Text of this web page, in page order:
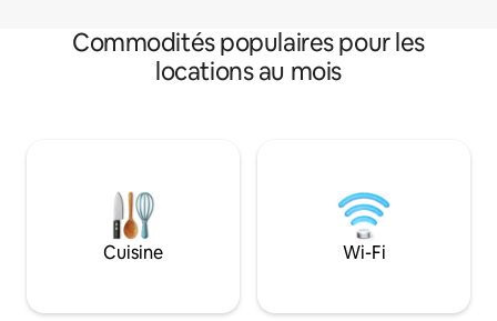
Commodités populaires pour les
locations au mois
Cuisine Wi-Fi